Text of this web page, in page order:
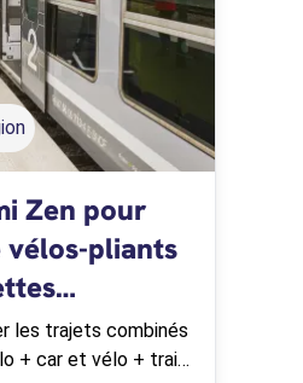
Zen pour
vélos-pliants
pliantes
les trajets combinés
+ car et vélo + train,